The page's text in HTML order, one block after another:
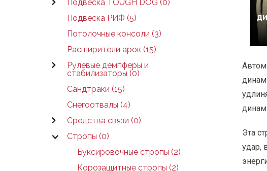
Подвеска TOUGH DOG (0)
Подвеска РИФ (5)
Потолочные консоли (3)
Расширители арок (15)
Рулевые демпферы и
стабилизаторы (0)
Сандтраки (15)
Снегоотвалы (4)
Средства связи (0)
Стропы (0)
Буксировочные стропы (2)
Корозащитные стропы (2)
Эта
удар,